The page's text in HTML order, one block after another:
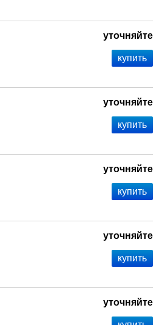
уточняйте
уточняйте
уточняйте
уточняйте
уточняйте